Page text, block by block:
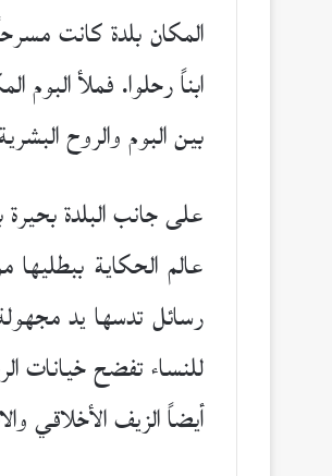
المكان بلدة كانت
ابناً رحلوا. فملأ
بين البوم والروح
على جانب البلدة
عالم الحكاية
رسائل تدسها يد
للنساء تفضح خيانات
أيضاً الزيف